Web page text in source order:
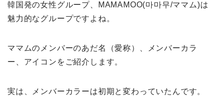
韓国発の女性グループ、MAMAMOO(마마무/ママム)は
魅力的なグループですよね。
ママムのメンバーのあだ名（愛称）、メンバーカラ
ー、アイコンをご紹介します。
実は、メンバーカラーは初期と変わっていたんです。